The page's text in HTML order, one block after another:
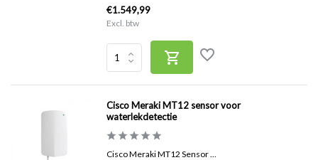
€1.549,99
Excl. btw
Cisco Meraki MT12 sensor voor
waterlekdetectie
Cisco Meraki MT12 Sensor ...